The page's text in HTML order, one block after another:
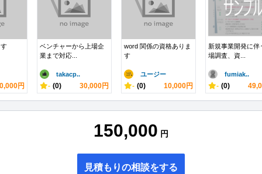
円
ベンチャーから上場企
業まで対応...
takacp..
- (0) 30,000円
word 関係の資格ありま
す
ユージー
- (0) 10,000円
新規事業開発に伴
場調査、資...
fumiak..
- (0)
150,000 円
見積もりの相談をする